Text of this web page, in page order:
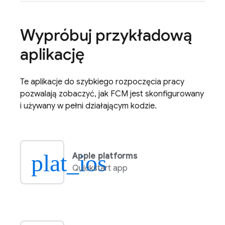
Wypróbuj przykładową
aplikację
Te aplikacje do szybkiego rozpoczęcia pracy
pozwalają zobaczyć, jak FCM jest skonfigurowany
i używany w pełni działającym kodzie.
plat_ios
Apple platforms
Quickstart app